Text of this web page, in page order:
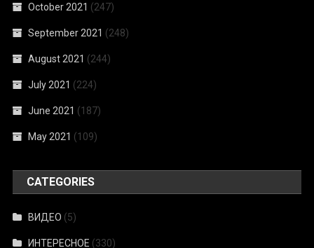
October 2021 (247)
September 2021 (248)
August 2021 (244)
July 2021 (224)
June 2021 (187)
May 2021 (109)
CATEGORIES
ВИДЕО (5)
ИНТЕРЕСНОЕ (330)